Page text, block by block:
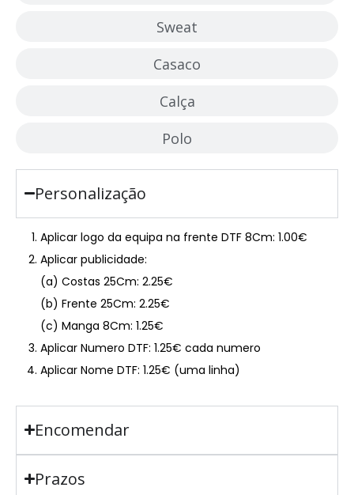
Sweat
Casaco
Calça
Polo
Personalização
Aplicar logo da equipa na frente DTF 8Cm: 1.00€
Aplicar publicidade:
(a) Costas 25Cm: 2.25€
(b) Frente 25Cm: 2.25€
(c) Manga 8Cm: 1.25€
Aplicar Numero DTF: 1.25€ cada numero
Aplicar Nome DTF: 1.25€ (uma linha)
Encomendar
Prazos